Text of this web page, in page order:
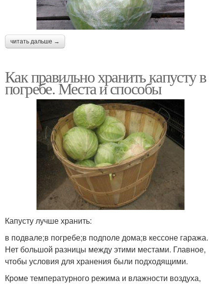
читать дальше →
Как правильно хранить капусту в
погребе. Места и способы
Капусту лучше хранить:
в подвале;в погребе;в подполе дома;в кессоне гаража.
Нет большой разницы между этими местами. Главное,
чтобы условия для хранения были подходящими.
Кроме температурного режима и влажности воздуха,